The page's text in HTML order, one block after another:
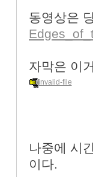
동영상은
자막은 이
invalid-file
나중에 시
이다.